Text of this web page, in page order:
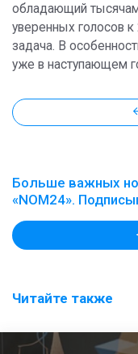
обладающий
уверенных голосов
задача. В
уже в наступающем
Больше важных
«NOM24».
Читайте также